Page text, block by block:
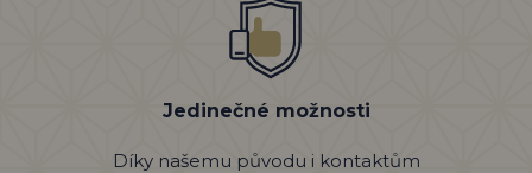
Jedinečné možnosti
Díky našemu původu i kontaktům